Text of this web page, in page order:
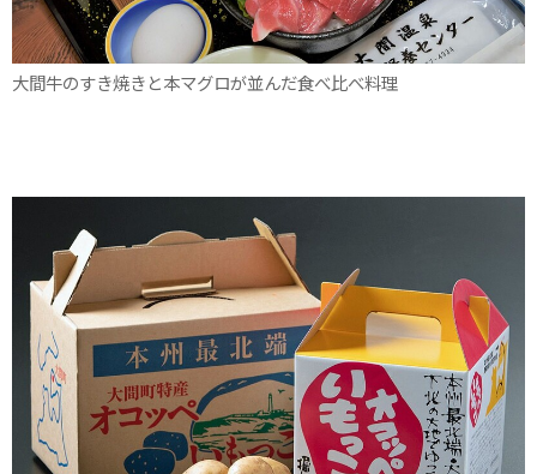
大間牛のすき焼きと本マグロが並んだ食べ比べ料理